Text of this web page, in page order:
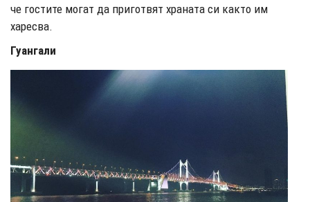
че гостите могат да приготвят храната си както им
харесва.
Гуангали